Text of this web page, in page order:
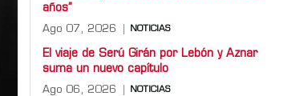
años”
Ago 07, 2026 NOTICIAS
El viaje de Serú Girán por Lebón y Aznar
suma un nuevo capítulo
Ago 06, 2026 NOTICIAS